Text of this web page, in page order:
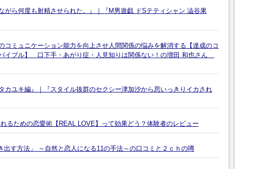
がら何度も射精させられた。』｜『M男遊戯 ドSテティシャン 澁谷果
コミュニケーション能力を向上させ人間関係の悩みを解消する【達成のコ
イブル】 口下手・あがり症・人見知りは関係ない！の増田 和也さん
カユキ編』｜『スタイル抜群のセクシー津加沙から思いっきりイカされ
るための恋愛術【REAL LOVE】って効果どう？体験者のレビュー
出す方法」 ～自然と恋人になる11の手法～の口コミと２ｃｈの噂